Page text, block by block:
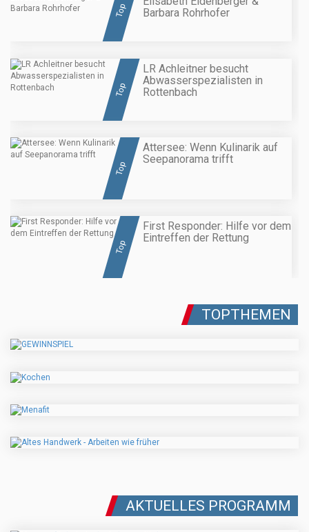
Top
Barbara Rohrhofer
Top
LR Achleitner besucht
Abwasserspezialisten in
Rottenbach
Top
Attersee: Wenn Kulinarik auf
Seepanorama trifft
Top
First Responder: Hilfe vor dem
Eintreffen der Rettung
TOPTHEMEN
AKTUELLES PROGRAMM